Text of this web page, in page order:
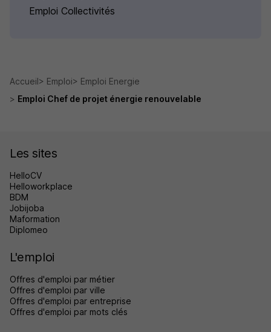
Emploi Collectivités
Accueil Emploi
Emploi Energie
Emploi Chef de projet énergie renouvelable
Les sites
HelloCV
Helloworkplace
BDM
Jobijoba
Maformation
Diplomeo
L'emploi
Offres d'emploi par métier
Offres d'emploi par ville
Offres d'emploi par entreprise
Offres d'emploi par mots clés